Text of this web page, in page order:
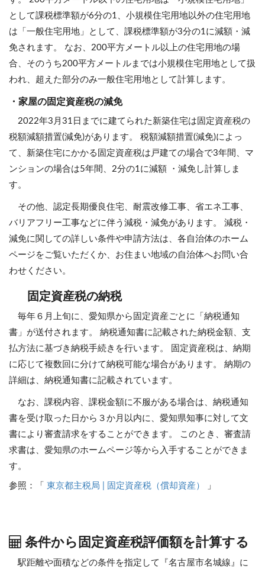
として課税標準額が6分の1、小規模住宅用地以外の住宅用地
は「一般住宅用地」として、課税標準額が3分の1に減額・減
免されます。 なお、200平方メートル以上の住宅用地の場
合、そのうち200平方メートルまでは小規模住宅用地として扱
われ、超えた部分のみ一般住宅用地として計算します。
・家屋の固定資産税の減免
2022年3月31日までに建てられた新築住宅は固定資産税の
税額減額措置(減免)があります。 税額減額措置(減免)によっ
て、新築住宅にかかる固定資産税は戸建ての場合で3年間、マ
ンションの場合は5年間、2分の1に減額 ・減免し計算しま
す。
その他、認定長期優良住宅、耐震改修工事、省エネ工事、
バリアフリー工事などに伴う減税・減免があります。 減税・
減免に関しての詳しい条件や申請方法は、各自治体のホーム
ページをご覧いただくか、お住まい地域の自治体へお問い合
わせください。
固定資産税の納税
毎年６月上旬に、愛知県から固定資産ごとに「納税通知
書」が送付されます。 納税通知書に記載された納税金額、支
払方法に基づき納税手続きを行います。 固定資産税は、納期
に応じて複数回に分けて納税可能な場合があります。 納期の
詳細は、納税通知書に記載されています。
なお、課税内容、課税金額に不服がある場合は、納税通知
書を受け取った日から３か月以内に、愛知県知事に対して文
書により審査請求をすることができます。 このとき、審査請
求書は、愛知県のホームページ等から入手することができま
す。
参照：「 東京都主税局 | 固定資産税（償却資産） 」
条件から固定資産税評価額を計算する
駅距離や面積などの条件を指定して『名古屋市名城線』に